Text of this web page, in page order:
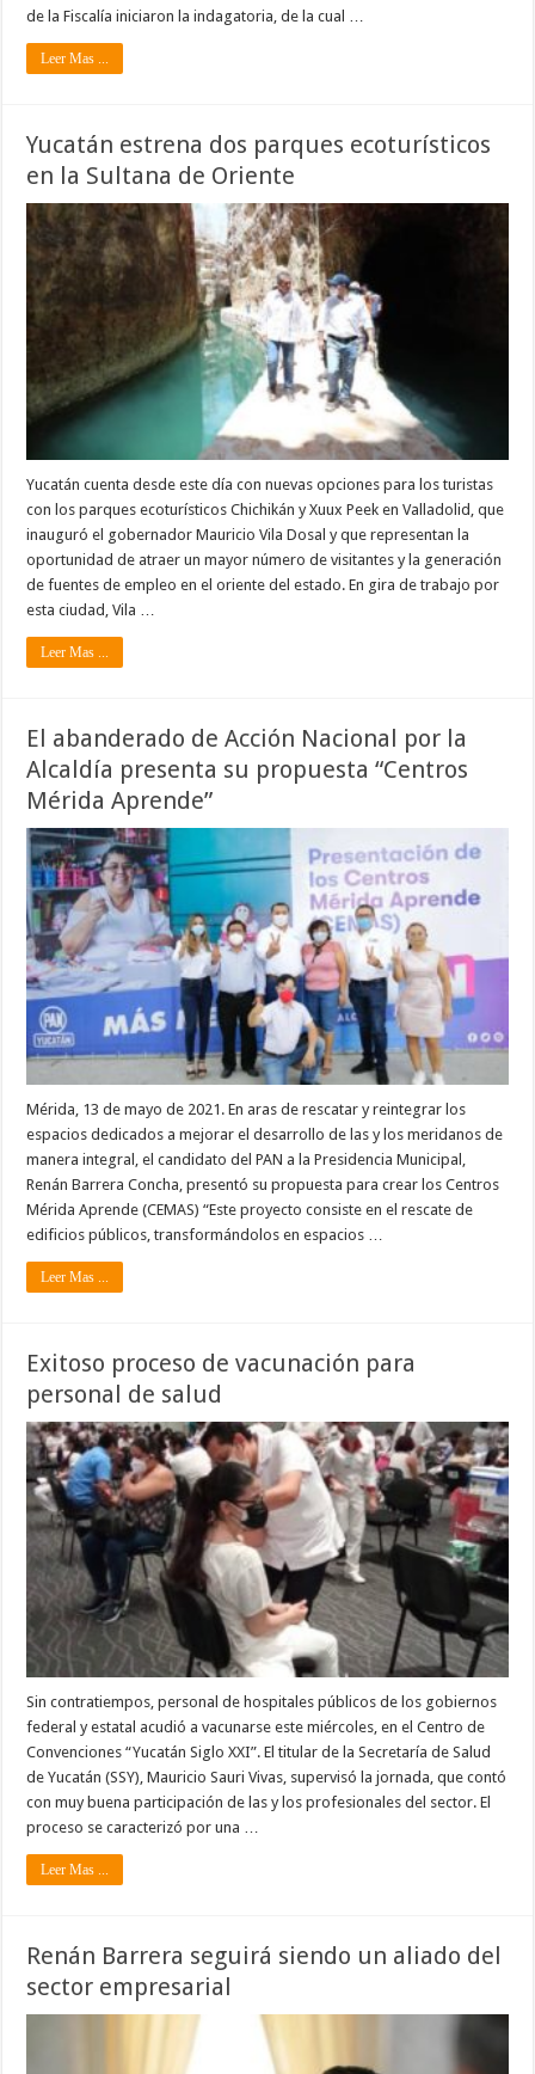
de la Fiscalía iniciaron la indagatoria, de la cual …
Leer Mas ...
Yucatán estrena dos parques ecoturísticos
en la Sultana de Oriente
Yucatán cuenta desde este día con nuevas opciones para los turistas
con los parques ecoturísticos Chichikán y Xuux Peek en Valladolid, que
inauguró el gobernador Mauricio Vila Dosal y que representan la
oportunidad de atraer un mayor número de visitantes y la generación
de fuentes de empleo en el oriente del estado. En gira de trabajo por
esta ciudad, Vila …
Leer Mas ...
El abanderado de Acción Nacional por la
Alcaldía presenta su propuesta “Centros
Mérida Aprende”
Mérida, 13 de mayo de 2021. En aras de rescatar y reintegrar los
espacios dedicados a mejorar el desarrollo de las y los meridanos de
manera integral, el candidato del PAN a la Presidencia Municipal,
Renán Barrera Concha, presentó su propuesta para crear los Centros
Mérida Aprende (CEMAS) “Este proyecto consiste en el rescate de
edificios públicos, transformándolos en espacios …
Leer Mas ...
Exitoso proceso de vacunación para
personal de salud
Sin contratiempos, personal de hospitales públicos de los gobiernos
federal y estatal acudió a vacunarse este miércoles, en el Centro de
Convenciones “Yucatán Siglo XXI”. El titular de la Secretaría de Salud
de Yucatán (SSY), Mauricio Sauri Vivas, supervisó la jornada, que contó
con muy buena participación de las y los profesionales del sector. El
proceso se caracterizó por una …
Leer Mas ...
Renán Barrera seguirá siendo un aliado del
sector empresarial